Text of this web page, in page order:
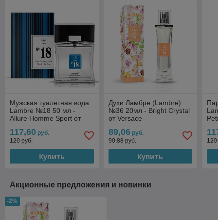
Мужская туалетная вода
Lambre №18 50 мл -
Allure Homme Sport от
117,60 руб.
120 руб.
Купить
Духи Ламбре (Lambre)
№36 20мл - Bright Crystal
от Versace
89,06руб.
90,88 руб.
Купить
120
Акционные предложения и новинки
-2%